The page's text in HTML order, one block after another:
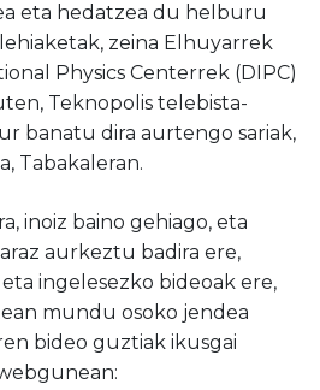
eta hedatzea du helburu
zeina Elhuyarrek
Physics Centerrek (DIPC)
Teknopolis telebista-
banatu dira aurtengo sariak,
Tabakaleran.
inoiz baino gehiago, eta
aurkeztu badira ere,
ingelesezko bideoak ere,
mundu osoko jendea
bideo guztiak ikusgai